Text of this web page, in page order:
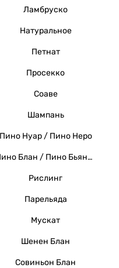
Ламбруско
Натуральное
Петнат
Просекко
Соаве
Шампань
Пино Нуар / Пино Неро
Пино Блан / Пино Бьянко / Вайссер Бургундер
Рислинг
Парельяда
Мускат
Шенен Блан
Совиньон Блан